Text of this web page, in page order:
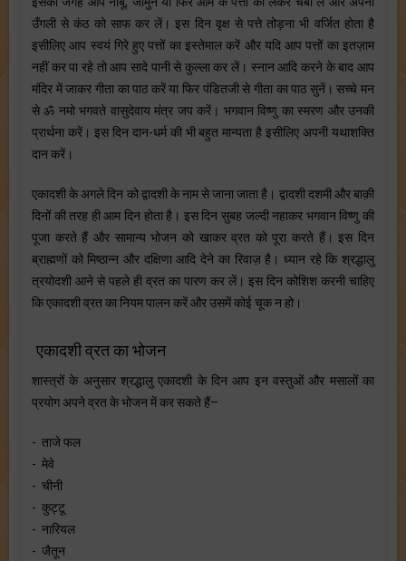
उँगली से कंठ को साफ कर लें। इस दिन वृक्ष से पत्ते तोड़ना भी ‍वर्जित होता है
इसीलिए आप स्वयं गिरे हुए पत्तों का इस्तेमाल करें और यदि आप पत्तों का इतज़ाम
नहीं कर पा रहे तो आप सादे पानी से कुल्ला कर लें। स्नान आदि करने के बाद आप
मंदिर में जाकर गीता का पाठ करें या फिर पंडितजी से गीता का पाठ सुनें। सच्चे मन
से ॐ नमो भगवते वासुदेवाय मंत्र जप करें। भगवान विष्णु का स्मरण और उनकी
प्रार्थना करें। इस दिन दान-धर्म की भी बहुत मान्यता है इसीलिए अपनी यथाशक्ति
दान करें।
एकादशी के अगले दिन को द्वादशी के नाम से जाना जाता है। द्वादशी दशमी और बाक़ी
दिनों की तरह ही आम दिन होता है। इस दिन सुबह जल्दी नहाकर भगवान विष्णु की
पूजा करते हैं और सामान्य भोजन को खाकर व्रत को पूरा करते हैं। इस दिन
ब्राह्मणों को मिष्ठान्न और दक्षिणा आदि देने का रिवाज़ है। ध्यान रहे कि श्रद्धालु
त्रयोदशी आने से पहले ही व्रत का पारण कर लें। इस दिन कोशिश करनी चाहिए
कि एकादशी व्रत का नियम पालन करें और उसमें कोई चूक न हो।
एकादशी व्रत का भोजन
शास्त्रों के अनुसार श्रद्धालु एकादशी के दिन आप इन वस्तुओं और मसालों का
प्रयोग अपने व्रत के भोजन में कर सकते हैं–
- ताजे फल
- मेवे
- चीनी
- कुट्टू
- नारियल
- जैतून